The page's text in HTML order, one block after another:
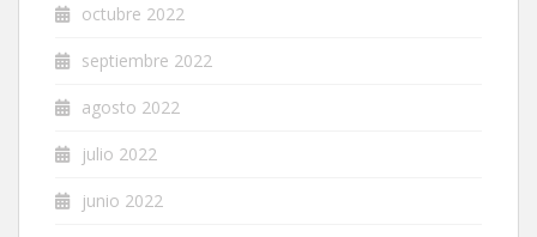
octubre 2022
septiembre 2022
agosto 2022
julio 2022
junio 2022